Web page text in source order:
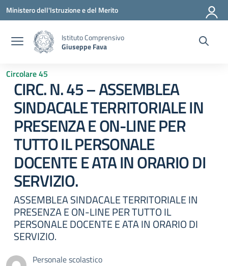
Vai ai contenuti
Vai al menu di navigazione
Vai al footer
Ministero dell'Istruzione e del Merito
Istituto Comprensivo
Giuseppe Fava
Circolare 45
CIRC. N. 45 – ASSEMBLEA
SINDACALE TERRITORIALE IN
PRESENZA E ON-LINE PER
TUTTO IL PERSONALE
DOCENTE E ATA IN ORARIO DI
SERVIZIO.
ASSEMBLEA SINDACALE TERRITORIALE IN
PRESENZA E ON-LINE PER TUTTO IL
PERSONALE DOCENTE E ATA IN ORARIO DI
SERVIZIO.
Personale scolastico